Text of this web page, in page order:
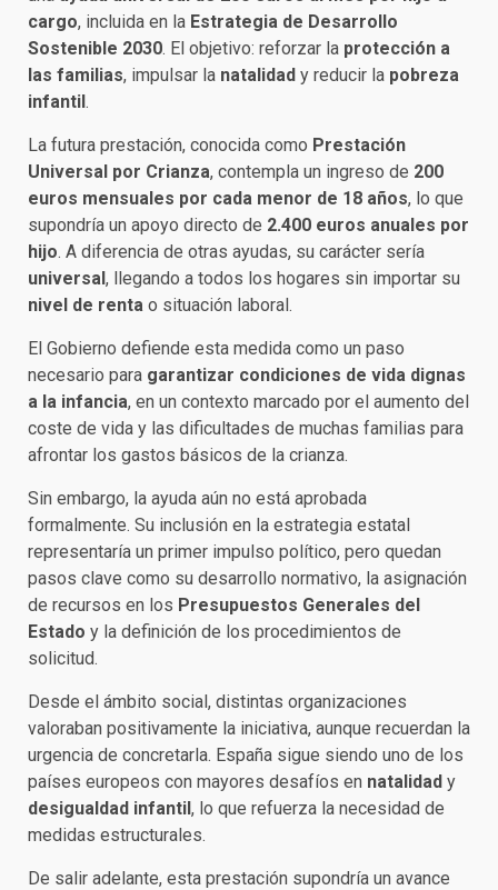
cargo, incluida en la Estrategia de Desarrollo
Sostenible 2030. El objetivo: reforzar la protección a
las familias, impulsar la natalidad y reducir la pobreza
infantil.
La futura prestación, conocida como Prestación
Universal por Crianza, contempla un ingreso de 200
euros mensuales por cada menor de 18 años, lo que
supondría un apoyo directo de 2.400 euros anuales por
hijo. A diferencia de otras ayudas, su carácter sería
universal, llegando a todos los hogares sin importar su
nivel de renta o situación laboral.
El Gobierno defiende esta medida como un paso
necesario para garantizar condiciones de vida dignas
a la infancia, en un contexto marcado por el aumento del
coste de vida y las dificultades de muchas familias para
afrontar los gastos básicos de la crianza.
Sin embargo, la ayuda aún no está aprobada
formalmente. Su inclusión en la estrategia estatal
representaría un primer impulso político, pero quedan
pasos clave como su desarrollo normativo, la asignación
de recursos en los Presupuestos Generales del
Estado y la definición de los procedimientos de
solicitud.
Desde el ámbito social, distintas organizaciones
valoraban positivamente la iniciativa, aunque recuerdan la
urgencia de concretarla. España sigue siendo uno de los
países europeos con mayores desafíos en natalidad y
desigualdad infantil, lo que refuerza la necesidad de
medidas estructurales.
De salir adelante, esta prestación supondría un avance